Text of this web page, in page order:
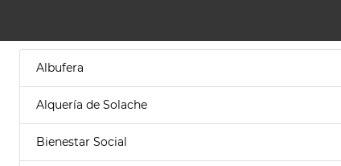
Albufera
Alquería de Solache
Bienestar Social